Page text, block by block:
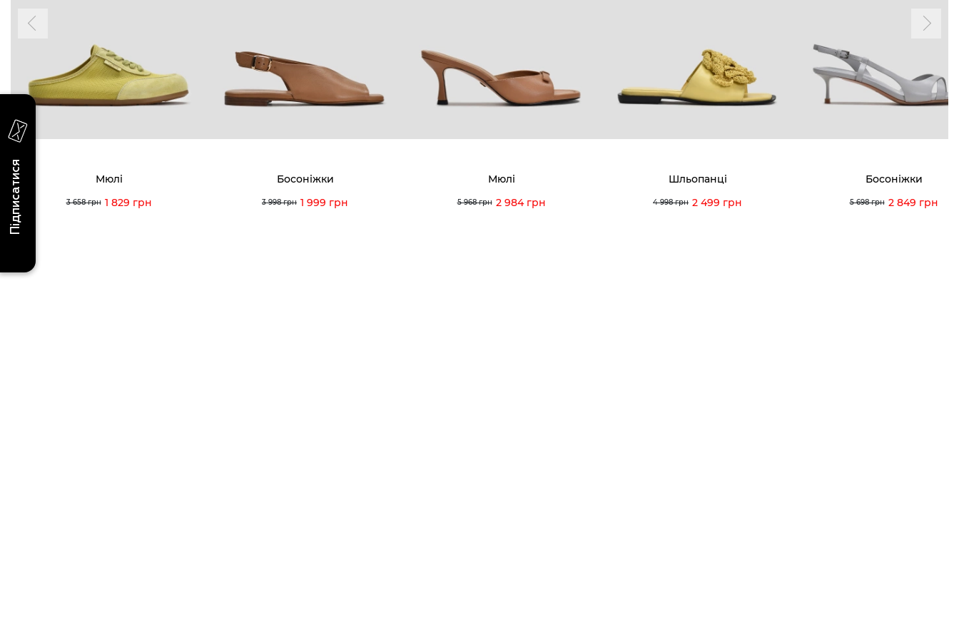
Мюлі
3 658 грн 1 829 грн
Босоніжки
3 998 грн 1 999 грн
Мюлі
5 968 грн 2 984 грн
Шльопанці
4 998 грн 2 499 грн
Босоніжки
5 698 грн 2 849 грн
Для неї
Viber
Вакансії та Робота
Наші магазини Гарантія і повернення
Мої перегляди
Підписатися